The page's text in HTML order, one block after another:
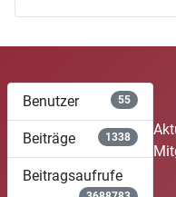
Benutzer 55
Beiträge 1338
Beitragsaufrufe